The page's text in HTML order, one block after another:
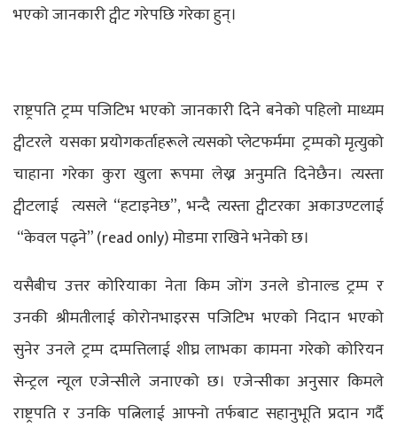
भएको जानकारी ट्वीट गरेपछि गरेका हुन्।
राष्ट्रपति ट्रम्प पजिटिभ भएको जानकारी दिने बनेको पहिलो माध्यम
ट्वीटरले यसका प्रयोगकर्ताहरूले त्यसको प्लेटफर्ममा ट्रम्पको मृत्युको
चाहाना गरेका कुरा खुला रूपमा लेख्न अनुमति दिनेछैन। त्यस्ता
ट्वीटलाई त्यसले “हटाइनेछ”, भन्दै त्यस्ता ट्वीटरका अकाउण्टलाई
“केवल पढ्ने” (read only) मोडमा राखिने भनेको छ।
यसैबीच उत्तर कोरियाका नेता किम जोंग उनले डोनाल्ड ट्रम्प र
उनकी श्रीमतीलाई कोरोनभाइरस पजिटिभ भएको निदान भएको
सुनेर उनले ट्रम्प दम्पत्तिलाई शीघ्र लाभका कामना गरेको कोरियन
सेन्ट्रल न्यूल एजेन्सीले जनाएको छ। एजेन्सीका अनुसार किमले
राष्ट्रपति र उनकि पत्निलाई आफ्नो तर्फबाट सहानुभूति प्रदान गर्दै